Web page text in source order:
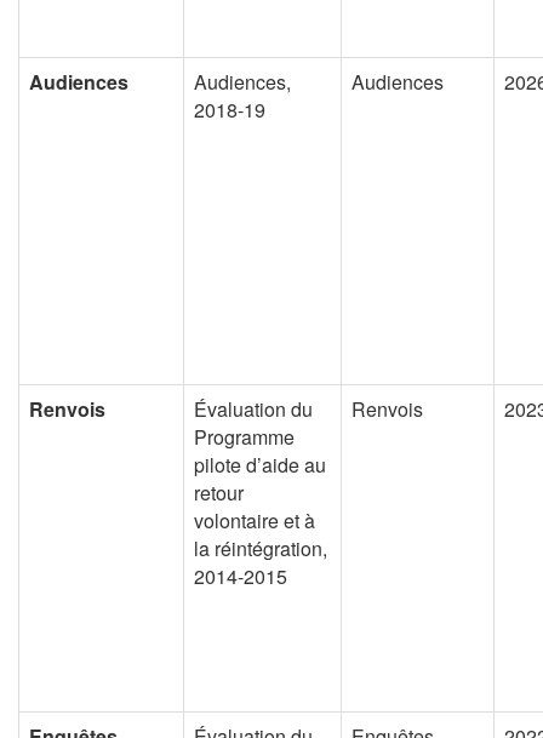
Audiences
Audiences,
2018-19
Audiences
Renvois
Évaluation du
Programme
pilote d’aide au
retour
volontaire et à
la réintégration,
2014-2015
Renvois